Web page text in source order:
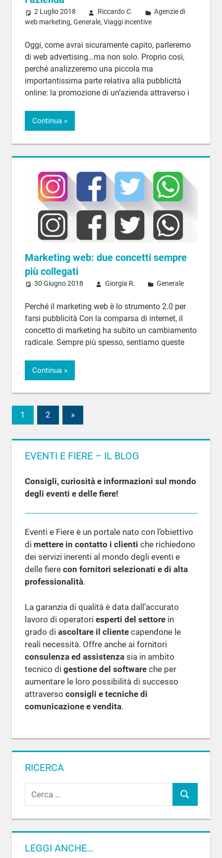
2 Luglio 2018 Riccardo C.
Agenzie di
web marketing, Generale, Viaggi incentive
Oggi, come avrai sicuramente capito, parleremo
di web advertising…ma non solo. Proprio così,
perché analizzeremo una piccola ma
importantissima parte relativa alla pubblicità
online: la promozione di un’azienda attraverso i
Continua
Marketing web: due concetti sempre
più collegati
30 Giugno 2018 Giorgia R. Generale
Perché il marketing web è lo strumento 2.0 per
farsi pubblicità Con la comparsa di internet, il
concetto di marketing ha subito un cambiamento
radicale. Sempre più spesso, sentiamo queste
Continua
Navigazione
articoli
1 2
Articoli
successivi
»
EVENTI E FIERE – IL BLOG
Consigli, curiosità e informazioni sul mondo
degli eventi e delle fiere!
Eventi e Fiere è un portale nato con l’obiettivo
di mettere in contatto i clienti che richiedono
dei servizi inerenti al mondo degli eventi e
delle fierecon fornitori selezionati e di alta
professionalità.
La garanzia di qualità è data dall’accurato
lavoro di operatori esperti del settorein
grado di ascoltare il clientecapendone le
reali necessità. Offre anche ai fornitori
consulenza ed assistenzasia in ambito
tecnico di gestione del softwareche per
aumentare le loro possibilità di successo
attraverso consigli e tecniche di
comunicazione e vendita.
RICERCA
c
r
LEGGI ANCHE…